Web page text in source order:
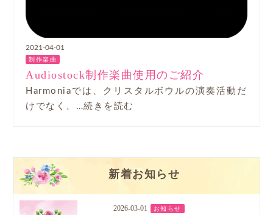
2021-04-01
制作楽曲
Audiostock制作楽曲使用のご紹介
Harmoniaでは、クリスタルボウルの演奏活動だ
けでなく、…続きを読む
新着お知らせ
2026-03-01 お知らせ